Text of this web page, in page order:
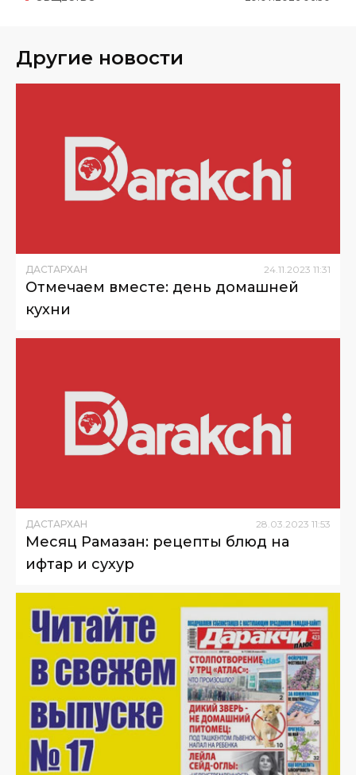
Другие новости
ДАСТАРХАН 24.11.2023 11:31
Отмечаем вместе: день домашней
кухни
ДАСТАРХАН 28.03.2023 11:53
Месяц Рамазан: рецепты блюд на
ифтар и сухур